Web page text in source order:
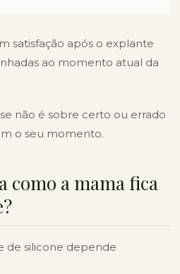
satisfação após o explante
ao momento atual da
não é sobre certo ou errado
o seu momento.
como a mama fica
de silicone depende